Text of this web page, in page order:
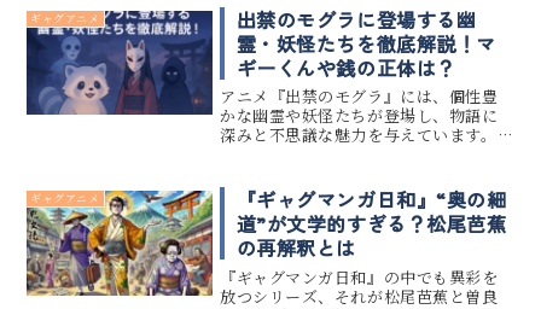
では、そんな『ギャグマンガ日和』が
なぜここまで長く愛されている...
ギャグアニメ
出禁のモグラに登場する幽
霊・妖怪たちを徹底解説！マ
ギーくんや銭の正体は？
アニメ『出禁のモグラ』には、個性豊
かな幽霊や妖怪たちが登場し、物語に
深みと不思議な魅力を与えています。
それぞれに切実な背景や役割を持つ存
在です。 この記事では、出禁のモグ...
ギャグアニメ
『ギャグマンガ日和』“奥の細
道”が文学的すぎる？松尾芭蕉
の再解釈とは
『ギャグマンガ日和』の中でも異彩を
放つシリーズ、それが松尾芭蕉と曽良